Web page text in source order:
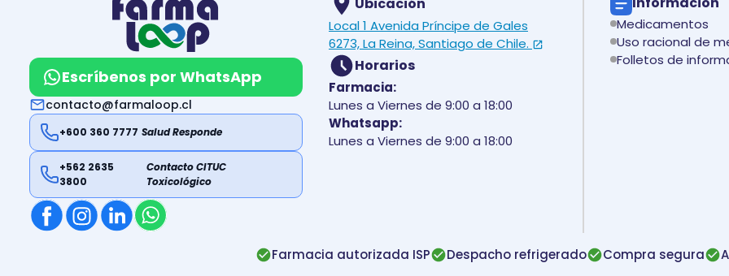
Escríbenos por WhatsApp
contacto@farmaloop.cl
+600 360 7777 Salud Responde
+562 2635
3800
Contacto CITUC
Toxicológico
Local 1 Avenida Príncipe de Gales
6273, La Reina, Santiago de Chile.
Horarios
Farmacia:
Lunes a Viernes de 9:00 a 18:00
Whatsapp:
Lunes a Viernes de 9:00 a 18:00
Medicamentos
Uso racional de
Folletos de
Farmacia autorizada ISP Despacho refrigerado Compra segura